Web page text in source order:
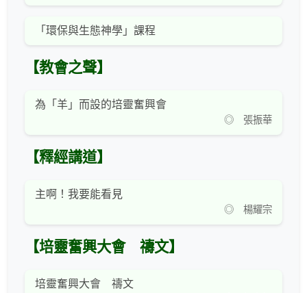
「環保與生態神學」課程
【教會之聲】
為「羊」而設的培靈奮興會
◎ 張振華
【釋經講道】
主啊！我要能看見
◎ 楊耀宗
【培靈奮興大會 禱文】
培靈奮興大會 禱文